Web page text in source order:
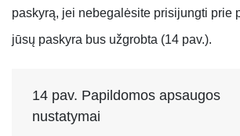
paskyrą, jei nebegalėsite prisijungti prie
jūsų paskyra bus užgrobta (14 pav.).
14 pav. Papildomos apsaugos
nustatymai